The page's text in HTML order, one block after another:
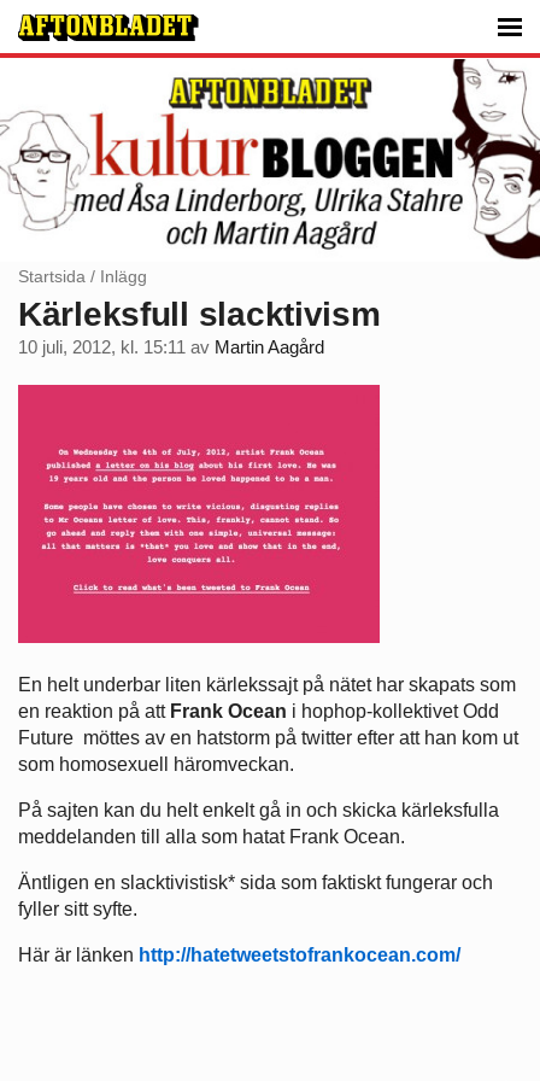
Startsida / Inlägg
Kärleksfull slacktivism
10 juli, 2012, kl. 15:11 av Martin Aagård
En helt underbar liten kärlekssajt på nätet har skapats som
en reaktion på att Frank Ocean i hophop-kollektivet Odd
Future möttes av en hatstorm på twitter efter att han kom ut
som homosexuell häromveckan.
På sajten kan du helt enkelt gå in och skicka kärleksfulla
meddelanden till alla som hatat Frank Ocean.
Äntligen en slacktivistisk* sida som faktiskt fungerar och
fyller sitt syfte.
Här är länken http://hatetweetstofrankocean.com/